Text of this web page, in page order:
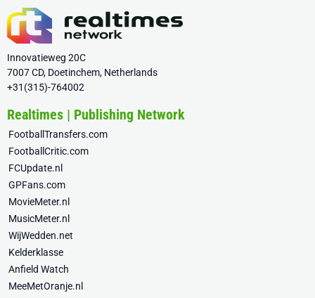
Innovatieweg 20C
7007 CD, Doetinchem, Netherlands
+31(315)-764002
Realtimes | Publishing Network
FootballTransfers.com
FootballCritic.com
FCUpdate.nl
GPFans.com
MovieMeter.nl
MusicMeter.nl
WijWedden.net
Kelderklasse
Anfield Watch
MeeMetOranje.nl